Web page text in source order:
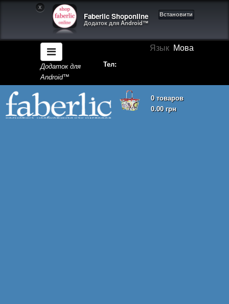
X
Faberlic Shoponline
Додаток для Android™
Встановити
Язык Мова
Додаток для
Android™
Тел:
0 товаров
0.00 грн
Кошик покупок порожній!